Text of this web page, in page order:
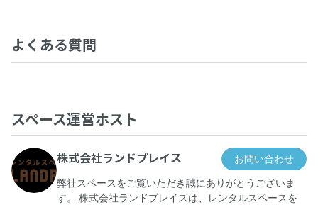
よくある質問
スペース運営ホスト
株式会社ランドプレイス お問い合わせ
弊社スペースをご覧いただき誠にありがとうございま
す。 株式会社ランドプレイスは、レンタルスペースを